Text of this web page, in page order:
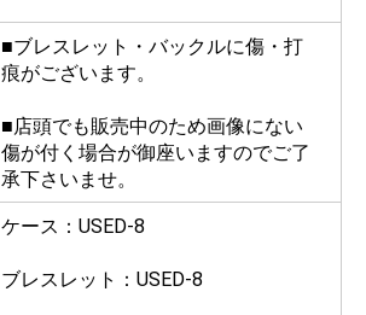
■ブレスレット・バックルに傷・打
痕がございます。
■店頭でも販売中のため画像にない
傷が付く場合が御座いますのでご了
承下さいませ。
ケース：USED-8
ブレスレット：USED-8